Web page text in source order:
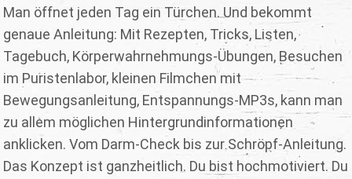
Man öffnet jeden Tag ein Türchen. Und bekommt
genaue Anleitung: Mit Rezepten, Tricks, Listen,
Tagebuch, Körperwahrnehmungs-Übungen, Besuchen
im Puristenlabor, kleinen Filmchen mit
Bewegungsanleitung, Entspannungs-MP3s, kann man
zu allem möglichen Hintergrundinformationen
anklicken. Vom Darm-Check bis zur Schröpf-Anleitung.
Das Konzept ist ganzheitlich. Du bist hochmotiviert. Du